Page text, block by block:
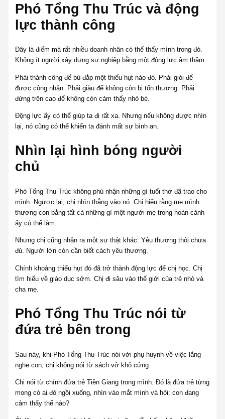
Phó Tổng Thu Trúc và động
lực thành công
Đây là điểm mà rất nhiều doanh nhân có thể thấy mình trong đó.
Không ít người xây dựng sự nghiệp bằng một động lực âm thầm.
Phải thành công để bù đắp một thiếu hụt nào đó. Phải giỏi để
được công nhận. Phải giàu để không còn bị tổn thương. Phải
đứng trên cao để không còn cảm thấy nhỏ bé.
Động lực ấy có thể giúp ta đi rất xa. Nhưng nếu không được nhìn
lại, nó cũng có thể khiến ta đánh mất sự bình an.
Nhìn lại hình bóng người
chủ
Phó Tổng Thu Trúc không phủ nhận những gì tuổi thơ đã trao cho
mình. Ngược lại, chị nhìn thẳng vào nó. Chị hiểu rằng mẹ mình
thương con bằng tất cả những gì một người mẹ trong hoàn cảnh
ấy có thể làm.
Nhưng chị cũng nhận ra một sự thật khác. Yêu thương thôi chưa
đủ. Người lớn còn cần biết cách yêu thương.
Chính khoảng thiếu hụt đó đã trở thành động lực để chị học. Chị
tìm hiểu về giáo dục sớm. Chị đi sâu vào thế giới của trẻ nhỏ và
cha mẹ.
Phó Tổng Thu Trúc nói từ
đứa trẻ bên trong
Sau này, khi Phó Tổng Thu Trúc nói với phụ huynh về việc lắng
nghe con, chị không nói từ sách vở khô cứng.
Chị nói từ chính đứa trẻ Tiền Giang trong mình. Đó là đứa trẻ từng
mong có ai đó ngồi xuống, nhìn vào mắt mình và hỏi: con đang
cảm thấy thế nào?